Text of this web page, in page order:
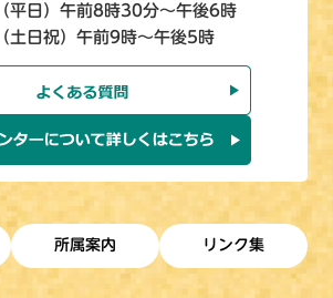
（平日）午前8時30分～午後6時
（土日祝）午前9時～午後5時
所属案内 リンク集